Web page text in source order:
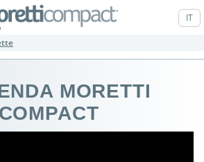
MORETTI
COMPACT
IT